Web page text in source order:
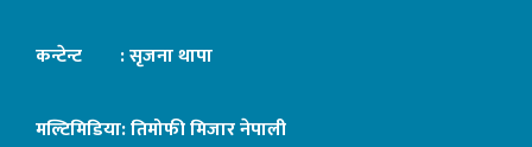
कन्टेन्ट : सृजना थापा
मल्टिमिडिया: तिमोफी मिजार नेपाली